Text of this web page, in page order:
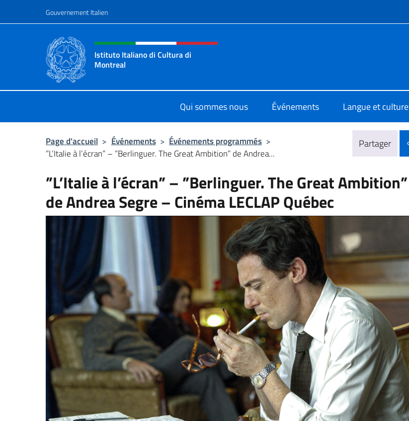
Gouvernement Italien
Site Web, social et en-tête de menu
Istituto Italiano di Cultura di
Montreal
Qui sommes nous Événements Langue et culture
Page d'accueil > Événements > Événements programmés >
”L’Italie à l’écran” – ”Berlinguer. The Great Ambition” de Andrea...
Partager
”L’Italie à l’écran” – ”Berlinguer. The Great Ambition”
de Andrea Segre – Cinéma LECLAP Québec